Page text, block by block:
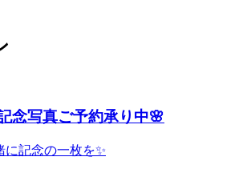
念写真ご予約承り中🌸
記念の一枚を✨